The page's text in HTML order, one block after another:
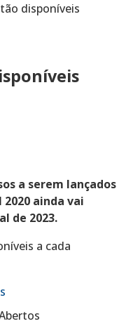
disponíveis
a serem lançados
ainda vai
de 2023.
a cada